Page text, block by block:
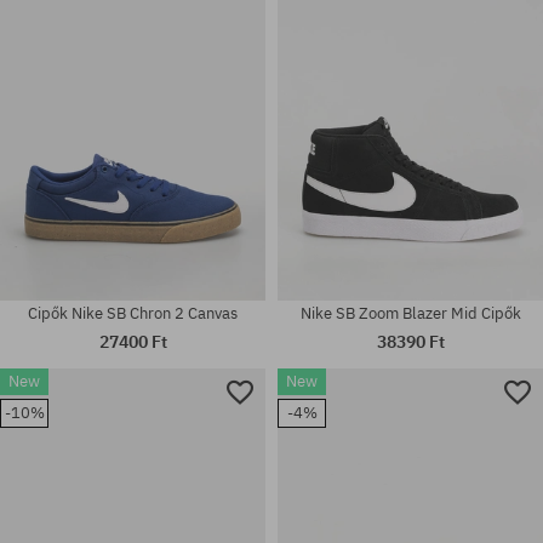
Elérhető méretek:
41; 42; 42.5; 43; 44; 44.5; 45;
Elérhető méretek:
38.5; 39; 40; 40.5; 41; 42; 42.5;
Cipők Nike SB Chron 2 Canvas
27400 Ft
Nike SB Zoom Blazer Mid Cipők
38390 Ft
New
-10%
New
-4%